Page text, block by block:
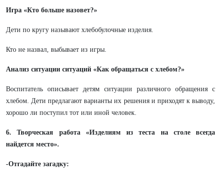
Игра «Кто больше назовет?»
Дети по кругу называют хлебобулочные изделия.
Кто не назвал, выбывает из игры.
Анализ ситуации ситуаций «Как обращаться с хлебом?»
Воспитатель описывает детям ситуации различного обращения с
хлебом. Дети предлагают варианты их решения и приходят к выводу,
хорошо ли поступил тот или иной человек.
6. Творческая работа «Изделиям из теста на столе всегда
найдется место».
-Отгадайте загадку: